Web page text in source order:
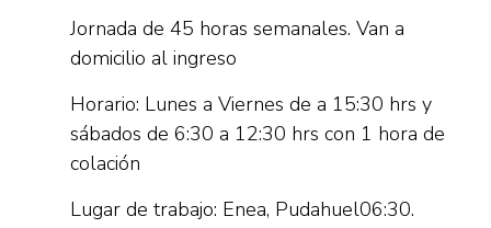
Jornada de 45 horas semanales. Van a
domicilio al ingreso
Horario: Lunes a Viernes de a 15:30 hrs y
sábados de 6:30 a 12:30 hrs con 1 hora de
colación
Lugar de trabajo: Enea, Pudahuel06:30.